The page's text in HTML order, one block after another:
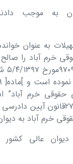
به عنوان
خرم آباد”
می‌گردد. مقتضی است پرونده در راستای
خرم آباد به
عالی کشور